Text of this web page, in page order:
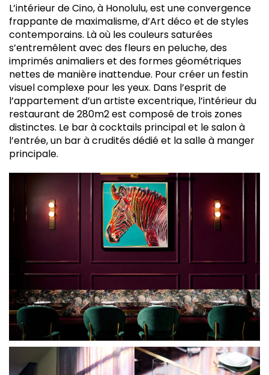
L’intérieur de Cino, à Honolulu, est une convergence
frappante de maximalisme, d’Art déco et de styles
contemporains. Là où les couleurs saturées
s’entremêlent avec des fleurs en peluche, des
imprimés animaliers et des formes géométriques
nettes de manière inattendue. Pour créer un festin
visuel complexe pour les yeux. Dans l’esprit de
l’appartement d’un artiste excentrique, l’intérieur du
restaurant de 280m2 est composé de trois zones
distinctes. Le bar à cocktails principal et le salon à
l’entrée, un bar à crudités dédié et la salle à manger
principale.